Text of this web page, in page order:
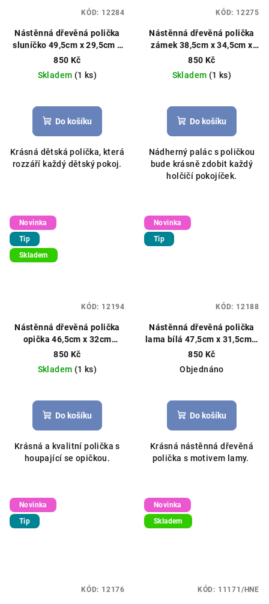
Nástěnná dřevěná polička
sluníčko 49,5cm x 29,5cm x
11,5cm přírodní dřevo
850 Kč
Skladem (1 ks)
Do košíku
Krásná dětská polička, která
rozzáří každý dětský pokoj.
KÓD: 12284
Nástěnná dřevěná polička
zámek 38,5cm x 34,5cm x
11,5cm přírodní dřevo
850 Kč
Skladem (1 ks)
Do košíku
Nádherný palác s poličkou
bude krásně zdobit každý
holčičí pokojíček.
KÓD: 12275
Novinka
Tip
Skladem
Nástěnná dřevěná polička
opička 46,5cm x 32cm
11,5cm přírodní dřevo
850 Kč
Skladem (1 ks)
hodnocení
produktu
z
5
Do košíku
Krásná a kvalitní polička s
houpající se opičkou.
KÓD: 12194
Novinka
Tip
Nástěnná dřevěná polička
lama bílá 47,5cm x 31,5cm x
11,5cm přírodní dřevo
850 Kč
Objednáno
Do košíku
Krásná nástěnná dřevěná
polička s motivem lamy.
KÓD: 12188
Novinka
Tip
KÓD: 12176
Novinka
Skladem
KÓD: 11171/HNE